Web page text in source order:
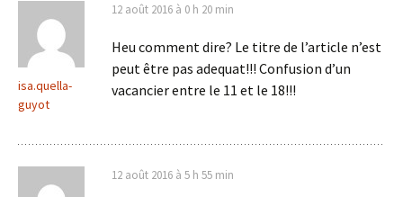
isa.quella-
guyot
12 août 2016 à 0 h 20 min
Heu comment dire? Le titre de l’article n’est
peut être pas adequat!!! Confusion d’un
vacancier entre le 11 et le 18!!!
12 août 2016 à 5 h 55 min